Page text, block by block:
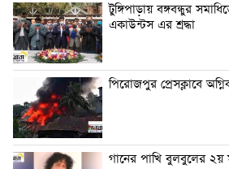
টুঙ্গিপাড়ায় বঙ্গবন্ধুর
একাউন্টস এর শ্রদ্ধা
পিরোজপুর প্রেসক্লাবে
গানের পাখি বুলবুলের ২য়